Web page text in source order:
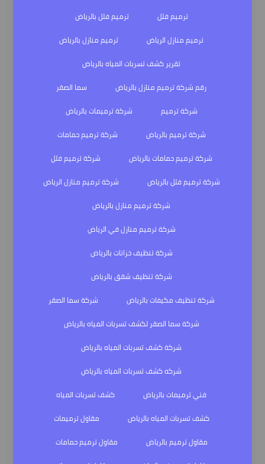
ترميم فلل
ترميم فلل بالرياض
ترميم منازل الرياض
ترميم منازل بالرياض
تقرير كشف تسربات المياه بالرياض
رقم شركة ترميم منازل بالرياض
سما الصقر
شركة ترميم
شركة ترميمات بالرياض
شركة ترميم بالرياض
شركة ترميم حمامات
شركة ترميم حمامات بالرياض
شركة ترميم فلل
شركة ترميم فلل بالرياض
شركة ترميم منازل الرياض
شركة ترميم منازل بالرياض
شركة ترميم منازل في الرياض
شركة تنظيف خزانات بالرياض
شركة تنظيف شقق بالرياض
شركة تنظيف مكيفات بالرياض
شركة سما الصقر
شركة سما الصقر لكشف تسربات المياه بالرياض
شركة كشف تسربات المياه بالرياض
شركه كشف تسربات المياه بالرياض
فني ترميمات بالرياض
كشف تسربات المياه
كشف تسربات المياه بالرياض
مقاول ترميمات
مقاول ترميم بالرياض
مقاول ترميم حمامات